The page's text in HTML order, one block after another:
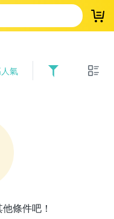
登
氣
條件吧！